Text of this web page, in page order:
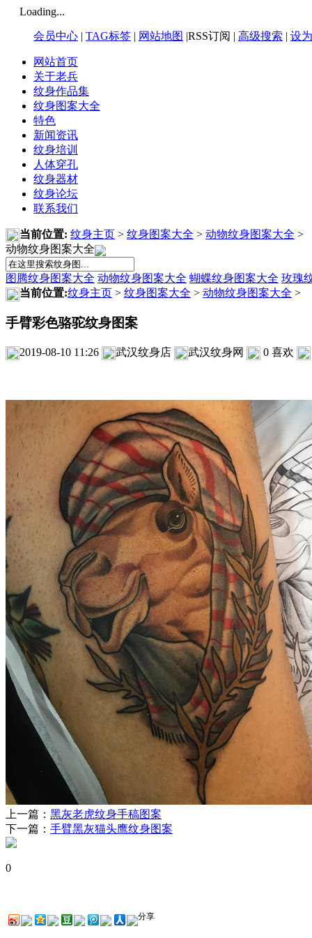
Loading...
会员中心 | TAG标签 | 网站地图 |RSS订阅 | 高级搜索 | 设
网站首页
关于老兵
纹身作品集
纹身图案大全
特色
新闻资讯
纹身培训
人体穿孔
纹身器材
纹身论坛
联系我们
当前位置: 纹身主页 > 纹身图案大全 > 动物纹身图案大全 >
动物纹身图案大全
图腾纹身图案大全 动物纹身图案大全 蝴蝶纹身图案大全 玫瑰
当前位置:纹身主页 > 纹身图案大全 > 动物纹身图案大全 >
手臂彩色骆驼纹身图案
2019-08-10 11:26 武汉纹身店 武汉纹身网 0 喜欢
上一篇： 黑灰老虎纹身手稿图案
下一篇： 手臂黑灰猫头鹰纹身图案
0
分享